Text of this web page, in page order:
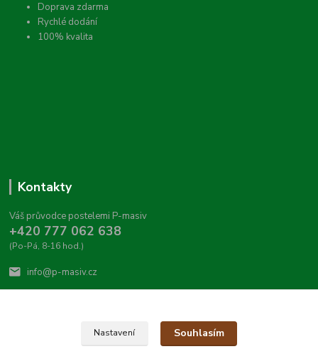
Doprava zdarma
Rychlé dodání
100% kvalita
Kontakty
Váš průvodce postelemi P-masiv
+420 777 062 638
(Po-Pá, 8-16 hod.)
info@p-masiv.cz
Nastavení Souhlasím